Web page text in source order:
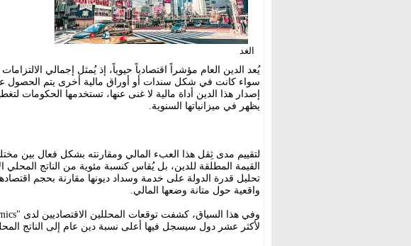
الغد
يُعد الدين العام مؤشراً اقتصادياً حيوياً، إذ يُمثل إجمالي
سواء كانت في شكل سندات أو أوراق مالية أخرى يتم الحصول
إصدار هذا الدين أداة مالية لا غنى عنها، تستخدمها الحكومات
يظهر في ميزانياتها السنوية.
لتقييم مدى ثِقل هذا العبء المالي ومقارنته بشكل فعال بين
تحليل قدرة الدولة على خدمة وسداد ديونها مقارنة بحجم
واقعية حول متانة وضعها المالي.
لأكثر عشر دول سيسجل فيها أعلى نسبة دين عام إلى الناتج المحلي